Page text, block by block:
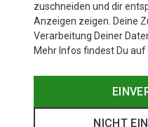
zuschneiden und dir
Anzeigen zeigen. Deine
Verarbeitung Deiner
Mehr Infos findest Du auf
NICHT